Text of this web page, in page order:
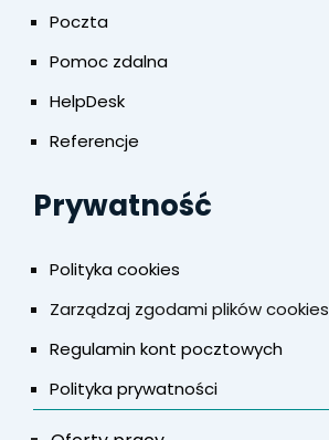
Poczta
Pomoc zdalna
HelpDesk
Referencje
Prywatność
Polityka cookies
Zarządzaj zgodami plików cookies
Regulamin kont pocztowych
Polityka prywatności